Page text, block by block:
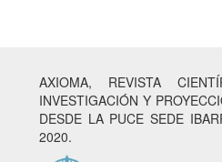
AXIOMA, REVISTA
INVESTIGACIÓN Y
DESDE LA PUCE SEDE
2020.